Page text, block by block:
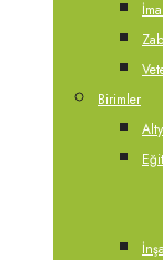
Birimler